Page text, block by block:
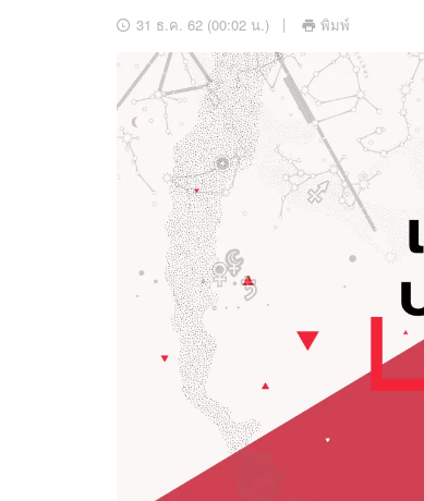
อัปเดตจีน
เช็กข่าวชัวร์
ดาวน์โหลดสนุกแอปฟรี ติ
สงวนลิขสิทธิ์ ©2569 บริษัท อิมเมจ ฟิวเจอร์ (ประเทศไทย)
31 ธ.ค. 62 (00:02 น.) พิมพ์